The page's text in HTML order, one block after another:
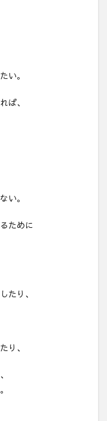
い。
ば、
い。
ために
たり、
り、